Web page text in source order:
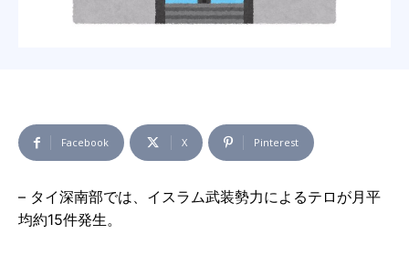
Facebook X Pinterest
– タイ深南部では、イスラム武装勢力によるテロが月平
均約15件発生。